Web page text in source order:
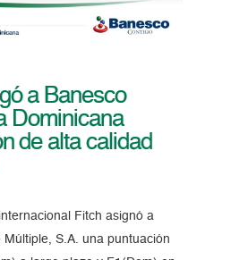
a Banesco
Dominicana
de alta calidad
Fitch asignó a
Múltiple, S.A. una puntuación